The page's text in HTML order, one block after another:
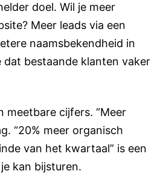
doel. Wil je meer
Meer leads via een
naamsbekendheid in
dat bestaande klanten vaker
meetbare cijfers. “Meer
“20% meer organisch
van het kwartaal” is een
kan bijsturen.